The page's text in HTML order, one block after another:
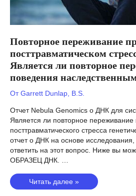
Повторное переживание
посттравматическом
Является ли повторное
поведения
ОтGarrett Dunlap, B.S.
Отчет Nebula Genomics о ДНК для
Является ли повторное переживание
посттравматического стресса
отчет о ДНК на основе
ответить на этот вопрос. Ниже вы
ОБРАЗЕЦ ДНК. …
Повторное
переживание
Читать далее »